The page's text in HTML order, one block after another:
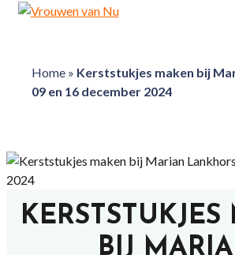
Home» Kerststukjes maken bij
09 en 16 december 2024
BIJ